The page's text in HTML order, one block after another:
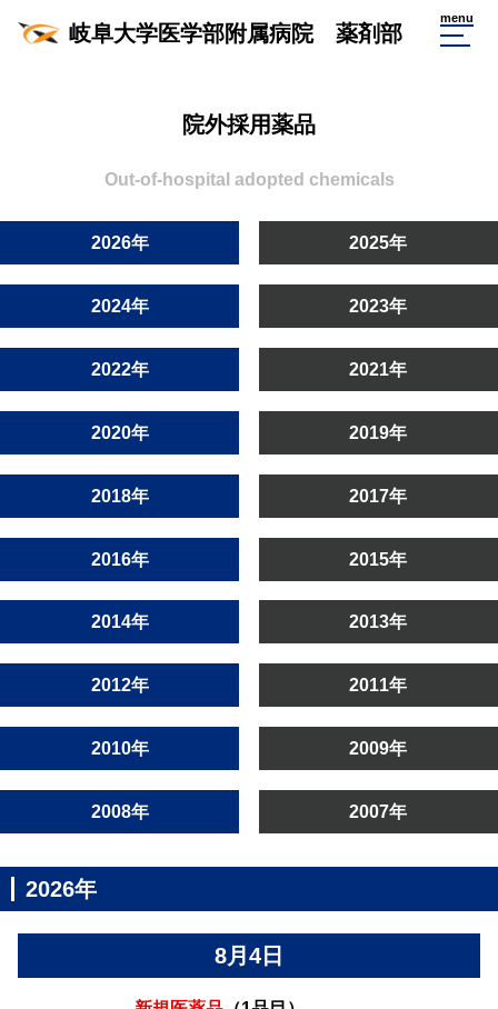
岐阜大学医学部附属病院 薬剤部
menu
院外採用薬品
Out-of-hospital adopted chemicals
2026年 2025年
2024年 2023年
2022年 2021年
2020年 2019年
2018年 2017年
2016年 2015年
2014年 2013年
2012年 2011年
2010年 2009年
2008年 2007年
2026年
8月4日